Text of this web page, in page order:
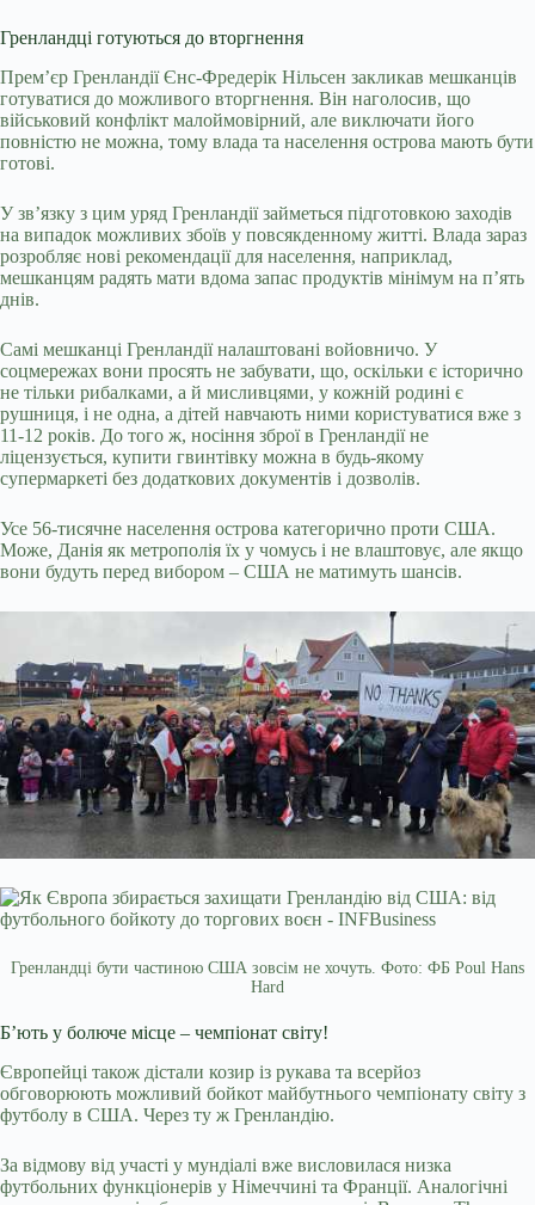
Гренландці готуються до вторгнення
Прем’єр Гренландії Єнс-Фредерік Нільсен закликав мешканців
готуватися до можливого вторгнення. Він наголосив, що
військовий конфлікт малоймовірний, але виключати його
повністю не можна, тому влада та населення острова мають бути
готові.
У зв’язку з цим уряд Гренландії займеться підготовкою заходів
на випадок можливих збоїв у повсякденному житті. Влада зараз
розробляє нові рекомендації для населення, наприклад,
мешканцям радять мати вдома запас продуктів мінімум на п’ять
днів.
Самі мешканці Гренландії налаштовані войовничо. У
соцмережах вони просять не забувати, що, оскільки є історично
не тільки рибалками, а й мисливцями, у кожній родині є
рушниця, і не одна, а дітей навчають ними користуватися вже з
11-12 років. До того ж, носіння зброї в Гренландії не
ліцензується, купити гвинтівку можна в будь-якому
супермаркеті без додаткових документів і дозволів.
Усе 56-тисячне населення острова категорично проти США.
Може, Данія як метрополія їх у чомусь і не влаштовує, але якщо
вони будуть перед вибором – США не матимуть шансів.
Гренландці бути частиною США зовсім не хочуть. Фото: ФБ Poul Hans
Hard
Б’ють у болюче місце – чемпіонат світу!
Європейці також дістали козир із рукава та всерйоз
обговорюють можливий бойкот майбутнього чемпіонату світу з
футболу в США. Через ту ж Гренландію.
За відмову від участі у мундіалі вже висловилася низка
футбольних функціонерів у Німеччині та Франції. Аналогічні